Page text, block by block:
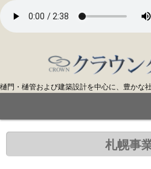
樋門・樋管および建築設計を中心に、豊かな
札幌事